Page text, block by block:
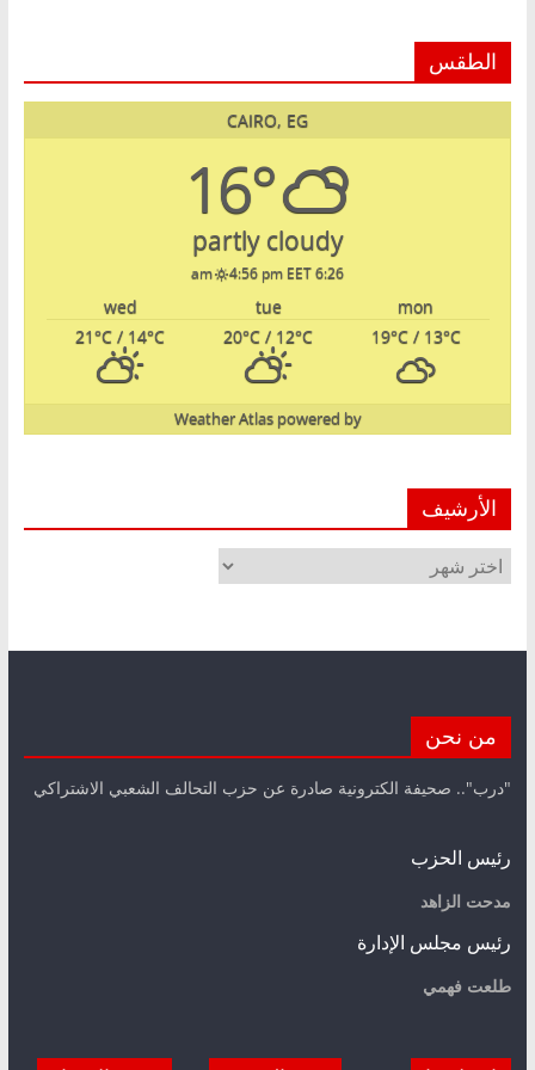
الطقس
CAIRO, EG
16°
partly cloudy
6:26 am
4:56 pm EET
mon
tue
wed
19°C/ 13°C
20°C / 12°C
21°C / 14°C
powered by
Weather Atlas
الأرشيف
الأرشيف
من نحن
"درب".. صحيفة الكترونية صادرة عن حزب التحالف الشعبي الاشتراكي
رئيس الحزب
مدحت الزاهد
رئيس مجلس الإدارة
طلعت فهمي